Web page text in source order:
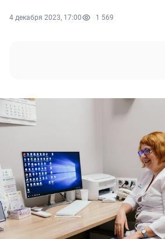
4 декабря 2023, 17:00 1 569